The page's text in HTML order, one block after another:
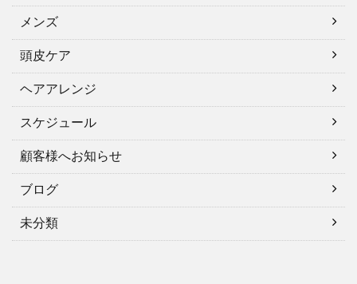
メンズ
頭皮ケア
ヘアアレンジ
スケジュール
顧客様へお知らせ
ブログ
未分類